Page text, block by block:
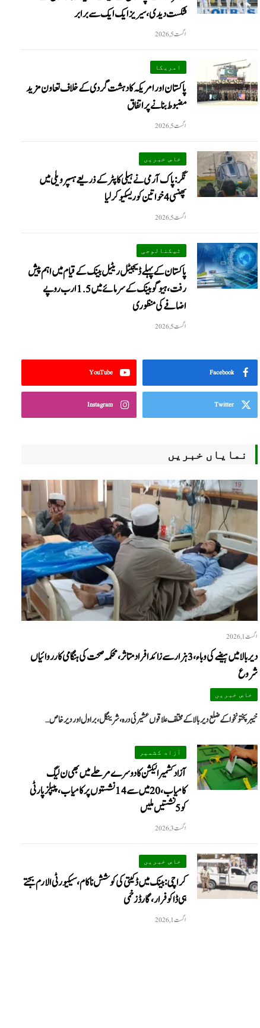
شکست دیدی، سیریز ایک ایک سے برابر
اگست 5, 2026
امریکا
پاکستان اور امریکہ کا دہشت گردی کے خلاف تعاون مزید
مضبوط بنانے پر اتفاق
اگست 5, 2026
خاص خبریں
نگر: پاک آرمی نے ہیلی کاپٹر کے ذریعے ہسپر ویلی میں
پھنسی 4 خواتین کو ریسکیو کرلیا
اگست 5, 2026
ٹیکنالوجی
پاکستان کے پہلے ڈیجیٹل ریٹیل بینک کے قیام میں اہم پیش
رفت، ہیوگو بینک کے سرمائے میں 1.5 ارب روپے
اضافے کی منظوری
اگست 5, 2026
Facebook
YouTube
Twitter
Instagram
نمایاں خبریں
اگست 1, 2026
دیر بالا میں ہیضے کی وباء، 3 ہزار سے زائد افراد متاثر، محکمہ صحت کی ہنگامی کارروائیاں
شروع
خاص خبریں
خیبرپختونخوا کے ضلع دیر بالا کے مختلف علاقوں عشیرئی درہ، شرینگل، براول اور دیر خاص…
آزاد کشمیر
آزاد کشمیر الیکشن کا دوسرے مرحلے میں بھی ن لیگ
کامیاب، 20 میں سے 14 نشستوں پر کامیاب، پیپلزپارٹی
کو 5 نشستیں ملیں
اگست 3, 2026
خاص خبریں
کراچی: بینک میں ڈکیتی کی کوشش ناکام، سیکیورٹی الارم بجتے
ہی ڈاکو فرار، گارڈ زخمی
اگست 1, 2026